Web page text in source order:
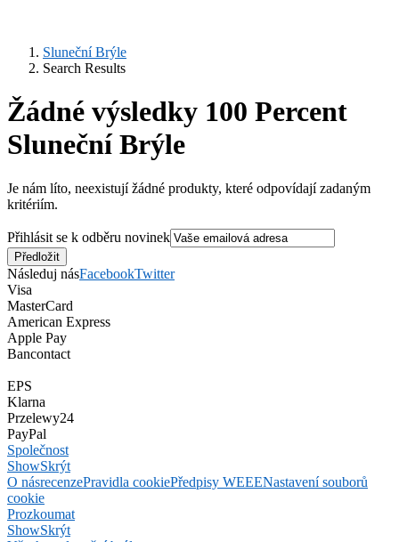
Sluneční Brýle
Search Results
Žádné výsledky 100 Percent
Sluneční Brýle
Je nám líto, neexistují žádné produkty, které odpovídají zadaným
kritériím.
Přihlásit se k odběru novinek
Následuj násFacebookTwitter
Visa
MasterCard
American Express
Apple Pay
Bancontact
EPS
Klarna
Przelewy24
PayPal
Společnost
ShowSkrýt
O násrecenzePravidla cookiePředpisy WEEENastavení souborů
cookie
Prozkoumat
ShowSkrýt